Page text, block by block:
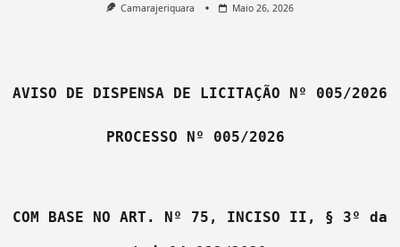
Camarajeriquara Maio 26, 2026
AVISO DE DISPENSA DE LICITAÇÃO Nº 005/2026
PROCESSO Nº 005/2026
COM BASE NO ART. Nº 75, INCISO II, § 3º da